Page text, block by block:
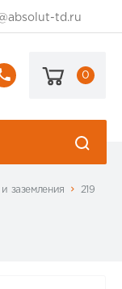
td.ru
+7
178-
0
заземления
219